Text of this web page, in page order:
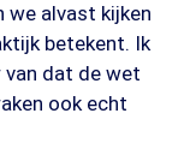
we alvast kijken
betekent. Ik
van dat de wet
ook echt